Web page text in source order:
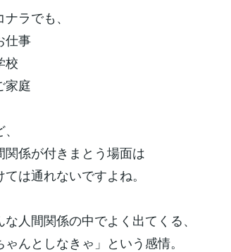
ナラでも、
仕事
校
家庭
関係が付きまとう場面は
ては通れないですよね。
な人間関係の中でよく出てくる、
ゃんとしなきゃ」という感情。